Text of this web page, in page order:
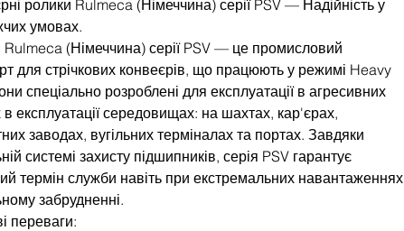
ролики Rulmeca (Німеччина) серії PSV — Надійність у
умовах.
Rulmeca (Німеччина) серії PSV — це промисловий
для стрічкових конвеєрів, що працюють у режимі Heavy
спеціально розроблені для експлуатації в агресивних
експлуатації середовищах: на шахтах, кар'єрах,
заводах, вугільних терміналах та портах. Завдяки
системі захисту підшипників, серія PSV гарантує
термін служби навіть при екстремальних навантаженнях
забрудненні.
переваги: